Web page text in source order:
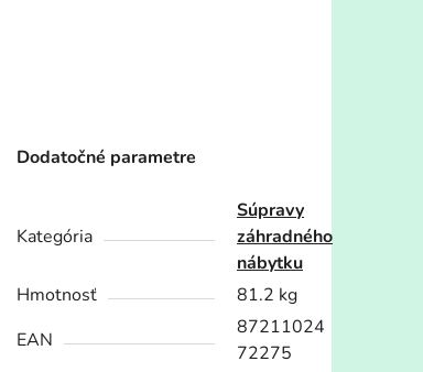
Dodatočné parametre
Kategória
Súpravy
záhradného
nábytku
Hmotnosť
81.2 kg
EAN
87211024
72275